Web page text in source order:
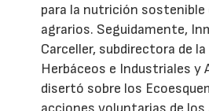
para la nutrición sostenible
agrarios. Seguidamente,
Carceller, subdirectora de
Herbáceos e Industriales y
disertó sobre los